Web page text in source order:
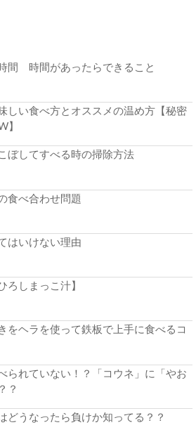
間 時間があったらできること
しい食べ方とオススメの温め方【秘密
】
ぼしてすべる時の掃除方法
食べ合わせ問題
はいけない理由
ろしまっこ汁】
をヘラを使って鉄板で上手に食べるコ
られていない！？「コウネ」に「やお
？
どうなったら負けか知ってる？？